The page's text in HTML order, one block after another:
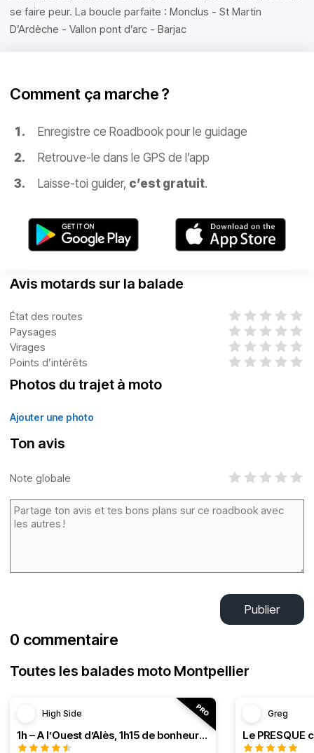
se faire peur. La boucle parfaite : Monclus - St Martin
D’Ardèche - Vallon pont d’arc - Barjac
Comment ça marche ?
Enregistre ce Roadbook pour le guidage
Retrouve-le dans le GPS de l’app
Laisse-toi guider, c’est gratuit.
Avis motards sur la balade
État des routes
Paysages
Virages
Points d’intérêts
Photos du trajet à moto
Ajouter une photo
Ton avis
Note globale
Publier
0 commentaire
Toutes les balades moto Montpellier
High Side
1h – A l’Ouest d’Alès, 1h15 de bonheur (HSRF23)
Greg